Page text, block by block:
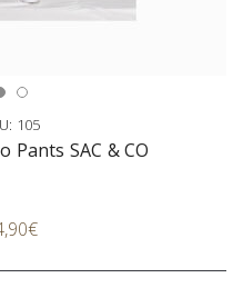
105
Pants SAC & CO
€